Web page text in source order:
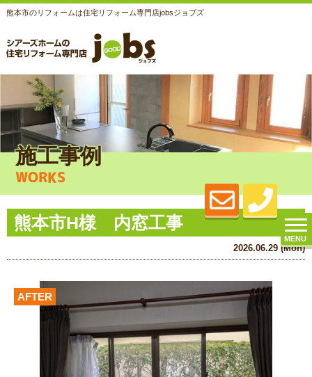
熊本市のリフォームは住宅リフォーム専門店jobsジョブズ
MENU
施工事例
WORKS
熊本市H様 内窓工事
2026.06.29 (Mon)
AFTER